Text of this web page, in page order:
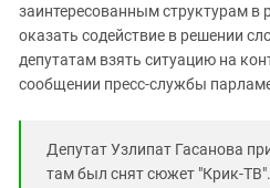
заинтересованным структурам в
оказать содействие в решении
депутатам взять ситуацию на
сообщении пресс-службы
Депутат Узлипат Гасанова
там был снят сюжет "Крик-